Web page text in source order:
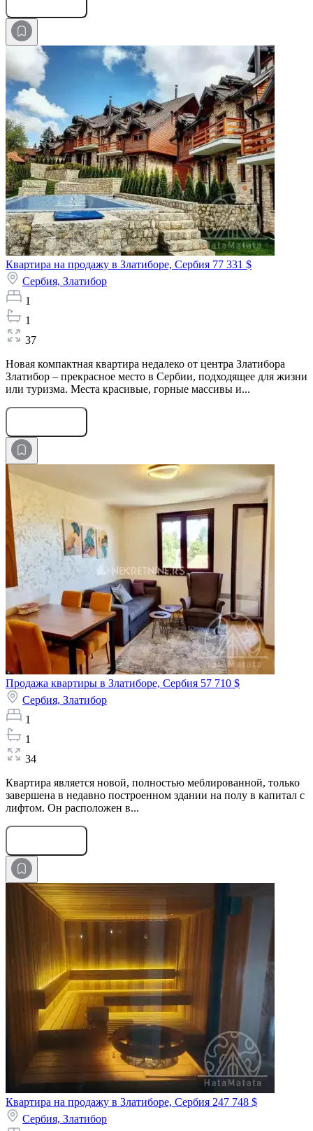
Квартира на продажу в Златиборе, Сербия 77 331 $
Сербия, Златибор
1
1
37
Новая компактная квартира недалеко от центра Златибора
Златибор – прекрасное место в Сербии, подходящее для жизни
или туризма. Места красивые, горные массивы и...
Продажа квартиры в Златиборе, Сербия 57 710 $
Сербия, Златибор
1
1
34
Квартира является новой, полностью меблированной, только
завершена в недавно построенном здании на полу в капитал с
лифтом. Он расположен в...
Квартира на продажу в Златиборе, Сербия 247 748 $
Сербия, Златибор